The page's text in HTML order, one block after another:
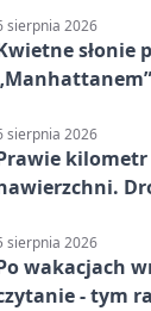
sierpnia 2026
słonie
sierpnia 2026
sierpnia 2026
wakacjach
- tym